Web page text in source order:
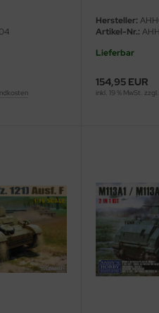
Hersteller:
Artikel-Nr.:
Lieferbar
154,95 EUR
inkl. 19 % MwSt.